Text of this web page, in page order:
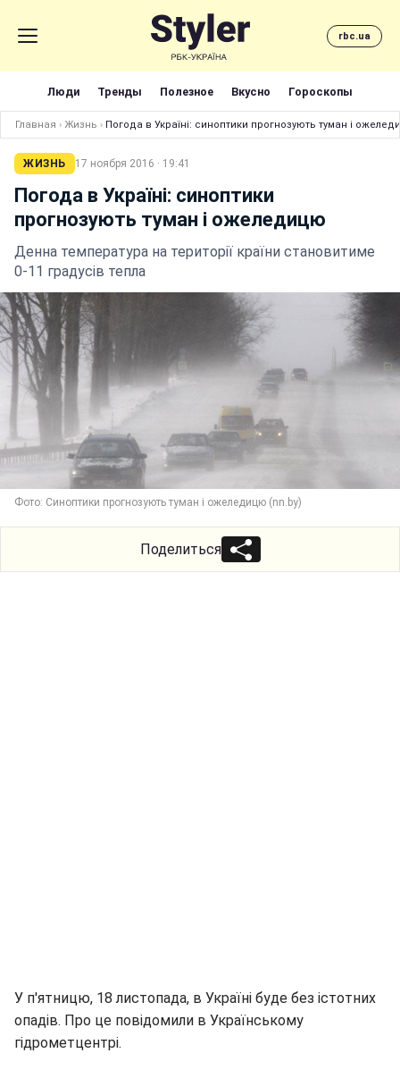
rbc.ua
Люди Тренды Полезное Вкусно Гороскопы
Главная › Жизнь › Погода в Україні: синоптики прогнозують туман і
ЖИЗНЬ 17 ноября 2016 · 19:41
Погода в Україні: синоптики
прогнозують туман і ожеледицю
Денна температура на території країни становитиме
0-11 градусів тепла
Фото: Синоптики прогнозують туман і ожеледицю (nn.by)
Поделиться
У п'ятницю, 18 листопада, в Україні буде без істотних
опадів. Про це повідомили в Українському
гідрометцентрі.